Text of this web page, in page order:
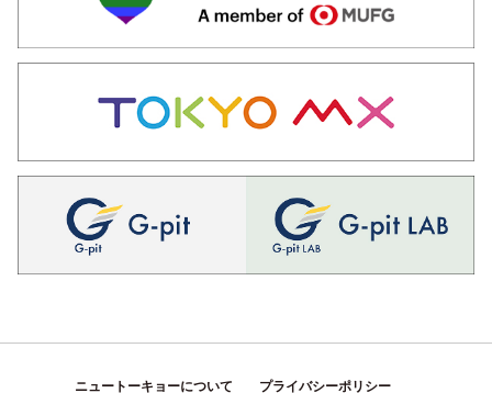
ニュートーキョーについて プライバシーポリシー